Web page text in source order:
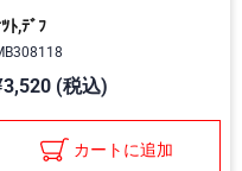
ﾄ,ﾃﾞﾌ
(税込)
カートに追加